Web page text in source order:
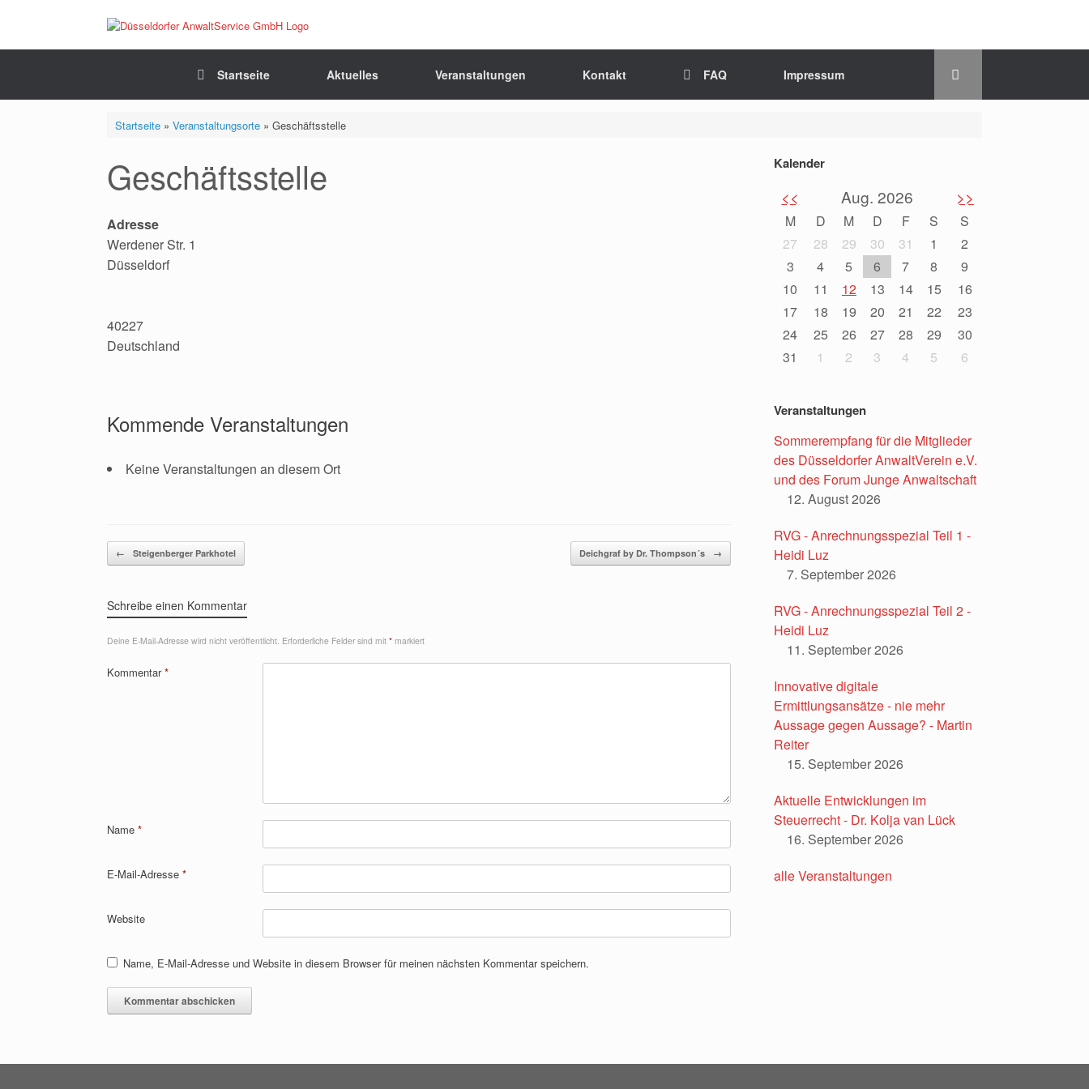
Startseite Aktuelles Veranstaltungen Kontakt FAQ Impressum
Startseite» Veranstaltungsorte» Geschäftsstelle
Geschäftsstelle
Adresse
Werdener Str. 1
Düsseldorf
40227
Deutschland
Kommende Veranstaltungen
Keine Veranstaltungen an diesem Ort
Beitragsnavigation
← Steigenberger Parkhotel Deichgraf by Dr. Thompson´s →
Schreibe einen Kommentar
Deine E-Mail-Adresse wird nicht veröffentlicht. Erforderliche Felder sind mit * markiert
Kommentar*
Name *
E-Mail-Adresse *
Website
Name, E-Mail-Adresse und Website in diesem Browser für meinen nächsten Kommentar speichern.
Kalender
<< Aug. 2026 >>
M D M D F S
S
27
28 29 30 31 1
2
3
4 5 6 7 8
9
10
11 12 13 14 15
16
17
18 19 20 21 22
23
24
25 26 27 28 29
30
31
1 2 3 4 5 6
Veranstaltungen
Sommerempfang für die Mitglieder
des Düsseldorfer AnwaltVerein e.V.
und des Forum Junge Anwaltschaft
12. August 2026
RVG - Anrechnungsspezial Teil 1 -
Heidi Luz
7. September 2026
RVG - Anrechnungsspezial Teil 2 -
Heidi Luz
11. September 2026
Innovative digitale
Ermittlungsansätze - nie mehr
Aussage gegen Aussage? - Martin
Reiter
15. September 2026
Aktuelle Entwicklungen im
Steuerrecht - Dr. Kolja van Lück
16. September 2026
alle Veranstaltungen